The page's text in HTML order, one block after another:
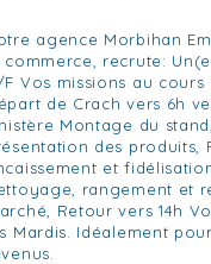
agence Morbihan
commerce, recrute:
F Vos missions au
de Crach vers 6h
Montage du
des produits,
et
rangement et
Retour vers 14h
Mardis. Idéalement